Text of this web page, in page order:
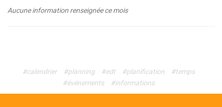
Aucune information renseignée ce mois
#calendrier #planning #edt #planification
#temps
#événements
#informations